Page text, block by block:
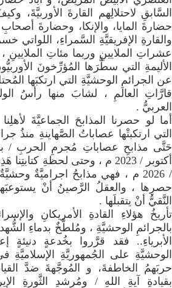
السَّابقِ لاحتلالِهم القارةَ الأوربيَّةَ،
حضارةَ المايا، والإنكا، وحضارةَ
والقارةِ الإفريقيَّةِ السَّمراءِ، اللواتي
عشراتِ الملايينِ وربما مئاتِ الملايينِ
الأليمةِ التي سطَّرَها المُؤرِّخونَ
عن الجرائمِ الوحشيَّةِ التي ارتكبَها
قارَّاتِ العالمِ ، لشابَ منها رأسُ
العربيُّ .
​أما لو حصرنا المذابحَ الجماعيَّةَ
التي ارتكبتْها عصاباتُ الصَّهاينةِ منذُ
/ 2026 م ، فهي مذابحُ اجراميَّةٌ
حصرِها ، والعقلُ الرَّصينُ أنْ
النَّقيُّ أنْ يتقبلَها .
​تأريخُ هؤلاءِ القادةِ الأمريكانِ
بالجرائمِ الوحشيَّةِ ، ومُلطَّخٌ بدماءِ
الأبرياءِ.. فقد قرَّروا بخُدعةٍ دنيئةٍ
الوحشيَّةِ على الجُمهوريَّةِ الإسلاميَّةِ
حربَهمُ الخاطفةَ، و المُوجَّهةَ ضدَّ
بقيادةِ آيةِ اللهِ / ومُرشدِ الثَّورةِ